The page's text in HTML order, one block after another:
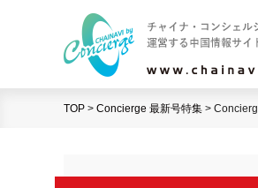
TOP > Concierge 最新号特集 >